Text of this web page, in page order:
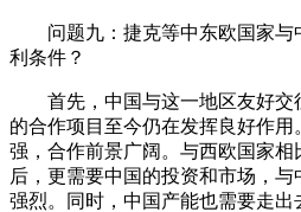
问题九：捷克等中东欧国家与
利条件？
首先，中国与这一地区友好交
的合作项目至今仍在发挥良好作
强，合作前景广阔。与西欧国家
后，更需要中国的投资和市场，
强烈。同时，中国产能也需要走